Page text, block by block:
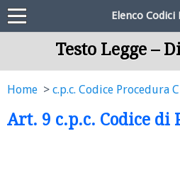
Elenco Codici
Testo Legge –
Home c.p.c. Codice Procedura
Art. 9 c.p.c. Codice di